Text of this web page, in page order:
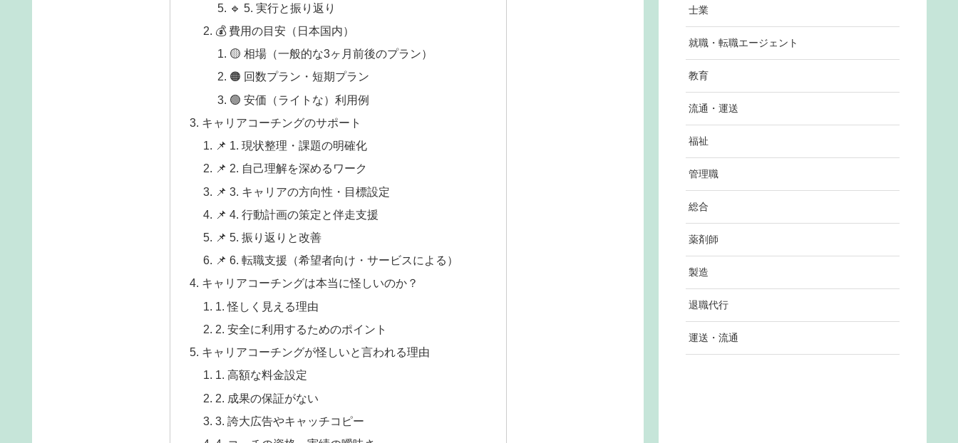
🔹 5. 実行と振り返り
💰 費用の目安（日本国内）
🟡 相場（一般的な3ヶ月前後のプラン）
🟠 回数プラン・短期プラン
🟢 安価（ライトな）利用例
キャリアコーチングのサポート
📌 1. 現状整理・課題の明確化
📌 2. 自己理解を深めるワーク
📌 3. キャリアの方向性・目標設定
📌 4. 行動計画の策定と伴走支援
📌 5. 振り返りと改善
📌 6. 転職支援（希望者向け・サービスによる）
キャリアコーチングは本当に怪しいのか？
1. 怪しく見える理由
2. 安全に利用するためのポイント
キャリアコーチングが怪しいと言われる理由
1. 高額な料金設定
2. 成果の保証がない
3. 誇大広告やキャッチコピー
士業
就職・転職エージェント
教育
流通・運送
福祉
管理職
総合
薬剤師
製造
退職代行
運送・流通